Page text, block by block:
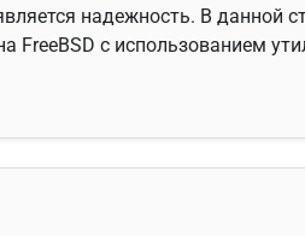
надежность. В данной
FreeBSD с использованием
информации